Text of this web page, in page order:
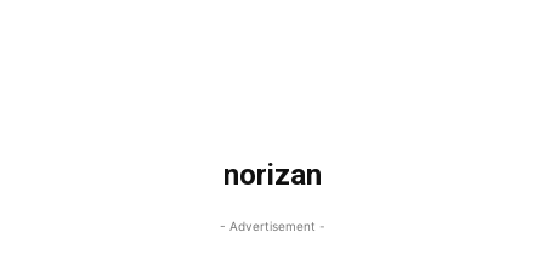
norizan
- Advertisement -